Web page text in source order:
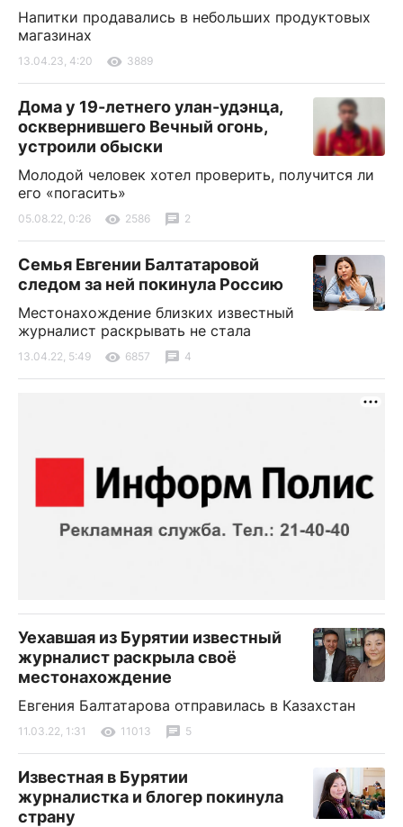
Напитки продавались в небольших продуктовых
магазинах
13.04.23, 4:20 3889
Дома у 19-летнего улан-удэнца,
осквернившего Вечный огонь,
устроили обыски
Молодой человек хотел проверить, получится ли
его «погасить»
05.08.22, 0:26 2586 2
Семья Евгении Балтатаровой
следом за ней покинула Россию
Местонахождение близких известный
журналист раскрывать не стала
13.04.22, 5:49 6857 4
Уехавшая из Бурятии известный
журналист раскрыла своё
местонахождение
Евгения Балтатарова отправилась в Казахстан
11.03.22, 1:31 11013 5
Известная в Бурятии
журналистка и блогер покинула
страну